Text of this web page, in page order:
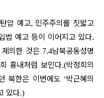
압 예고, 민주주의를 짓밟고
법 예고 등이 이어지고 있다.
의한 것은 7.4남북공동성명
흉내처럼 보인다.(박정희의
북한은 이번에도 ‘박근혜의
있다.)